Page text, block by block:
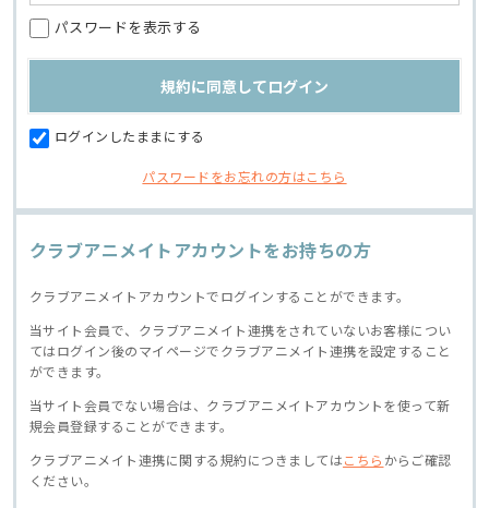
パスワードを表示する
ログインしたままにする
パスワードをお忘れの方はこちら
クラブアニメイトアカウントをお持ちの方
クラブアニメイトアカウントでログインすることができます。
当サイト会員で、クラブアニメイト連携をされていないお客様につい
てはログイン後のマイページでクラブアニメイト連携を設定すること
ができます。
当サイト会員でない場合は、クラブアニメイトアカウントを使って新
規会員登録することができます。
クラブアニメイト連携に関する規約につきましてはこちら からご確認
ください。